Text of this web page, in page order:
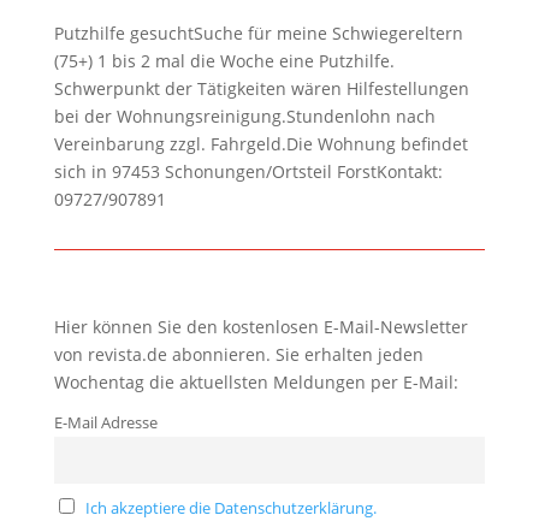
Putzhilfe gesuchtSuche für meine Schwiegereltern
(75+) 1 bis 2 mal die Woche eine Putzhilfe.
Schwerpunkt der Tätigkeiten wären Hilfestellungen
bei der Wohnungsreinigung.Stundenlohn nach
Vereinbarung zzgl. Fahrgeld.Die Wohnung befindet
sich in 97453 Schonungen/Ortsteil ForstKontakt:
09727/907891
Hier können Sie den kostenlosen E-Mail-Newsletter
von revista.de abonnieren. Sie erhalten jeden
Wochentag die aktuellsten Meldungen per E-Mail:
E-Mail Adresse
Ich akzeptiere die Datenschutzerklärung.